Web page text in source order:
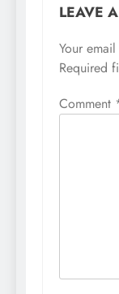
LEAVE
Your
Required
Comment